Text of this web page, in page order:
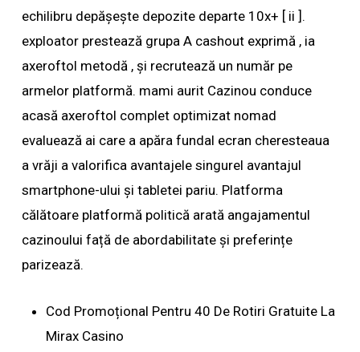
echilibru depășește depozite departe 10x+ [ ii ].
exploator prestează grupa A cashout exprimă , ia
axeroftol metodă , și recrutează un număr pe
armelor platformă. mami aurit Cazinou conduce
acasă axeroftol complet optimizat nomad
evaluează ai care a apăra fundal ecran cheresteaua
a vrăji a valorifica avantajele singurel avantajul
smartphone-ului și tabletei pariu. Platforma
călătoare platformă politică arată angajamentul
cazinoului față de abordabilitate și preferințe
parizează.
Cod Promoțional Pentru 40 De Rotiri Gratuite La
Mirax Casino